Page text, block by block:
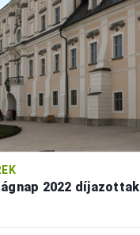
2022 díjazottak